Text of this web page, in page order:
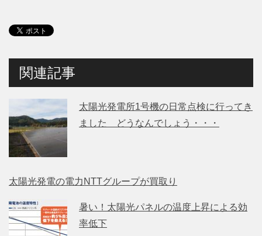
関連記事
太陽光発電所1号機の日常点検に行ってき
ました どうなんでしょう・・・
太陽光発電の電力NTTグループが買取り
暑い！太陽光パネルの温度上昇による効
率低下